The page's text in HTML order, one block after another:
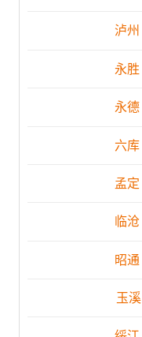
泸州
永胜
永德
六库
孟定
临沧
昭通
玉溪